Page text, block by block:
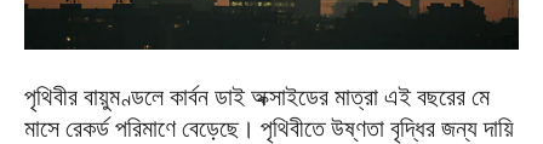
পৃথিবীর বায়ুমণ্ডলে কার্বন ডাই অক্সাইডের মাত্রা এই বছরের মে
মাসে রেকর্ড পরিমাণে বেড়েছে। পৃথিবীতে উষ্ণতা বৃদ্ধির জন্য দায়ি